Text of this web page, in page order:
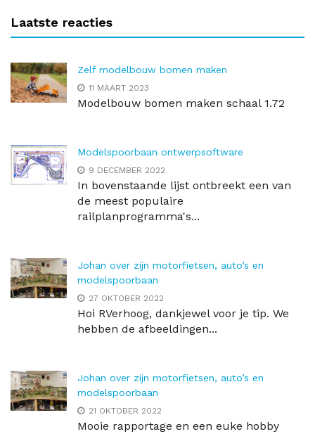
Laatste reacties
Zelf modelbouw bomen maken
11 MAART 2023
Modelbouw bomen maken schaal 1.72
Modelspoorbaan ontwerpsoftware
9 DECEMBER 2022
In bovenstaande lijst ontbreekt een van
de meest populaire
railplanprogramma's...
Johan over zijn motorfietsen, auto’s en
modelspoorbaan
27 OKTOBER 2022
Hoi RVerhoog, dankjewel voor je tip. We
hebben de afbeeldingen...
Johan over zijn motorfietsen, auto’s en
modelspoorbaan
21 OKTOBER 2022
Mooie rapportage en een euke hobby